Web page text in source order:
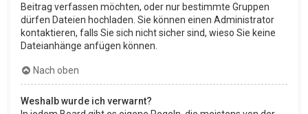
Beitrag verfassen möchten, oder nur bestimmte Gruppen
dürfen Dateien hochladen. Sie können einen Administrator
kontaktieren, falls Sie sich nicht sicher sind, wieso Sie keine
Dateianhänge anfügen können.
Nach oben
Weshalb wurde ich verwarnt?